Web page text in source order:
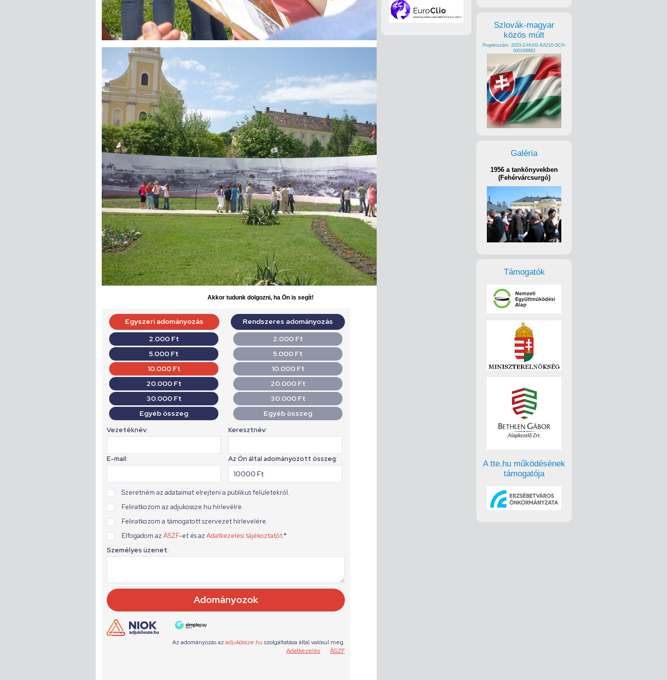
Akkor tudunk dolgozni, ha Ön is segít!
Szlovák-magyar
közös múlt
Projektszám: 2023-2-HU01-KA210-SCH-
000169882
Galéria
1956 a tankönyvekben
(Fehérvárcsurgó)
Támogatók
A tte.hu működésének
támogatója